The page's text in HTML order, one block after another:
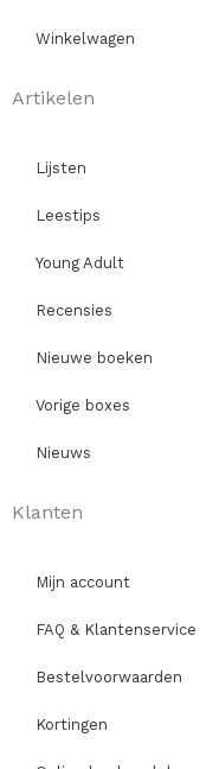
Winkelwagen
Artikelen
Lijsten
Leestips
Young Adult
Recensies
Nieuwe boeken
Vorige boxes
Nieuws
Klanten
Mijn account
FAQ & Klantenservice
Bestelvoorwaarden
Kortingen